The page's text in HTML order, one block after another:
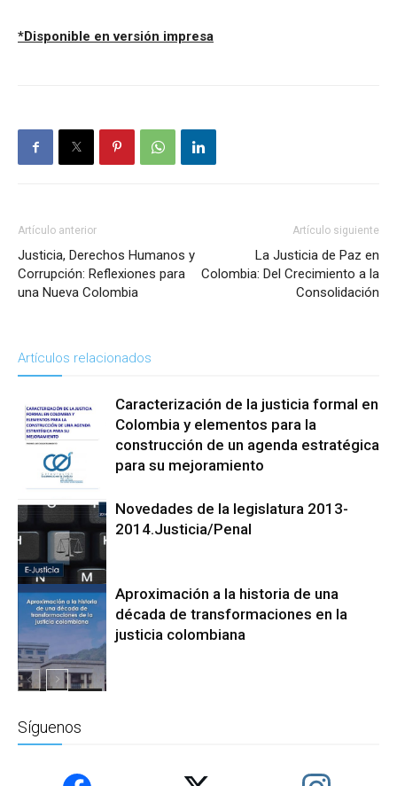
*Disponible en versión impresa
Artículo anterior
Justicia, Derechos Humanos y
Corrupción: Reflexiones para
una Nueva Colombia
Artículo siguiente
La Justicia de Paz en
Colombia: Del Crecimiento a la
Consolidación
Artículos relacionados
Reforma a La
Justicia
Caracterización de la justicia formal en
Colombia y elementos para la
construcción de un agenda estratégica
para su mejoramiento
Reforma a La
Justicia
Novedades de la legislatura 2013-
2014.Justicia/Penal
Reforma a La
Aproximación a la historia de una
década de transformaciones en la
justicia colombiana
Síguenos